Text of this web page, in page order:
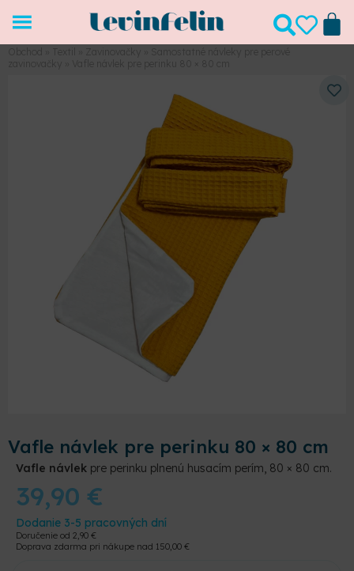
Vafle návlek pre perinku 80 × 80 cm
Vafle návlek pre perinku plnenú husacím perím, 80 × 80 cm.
39,90 €
Dodanie 3-5 pracovných dní
Doručenie od 2,90 €
Doprava zdarma pri nákupe nad 150,00 €